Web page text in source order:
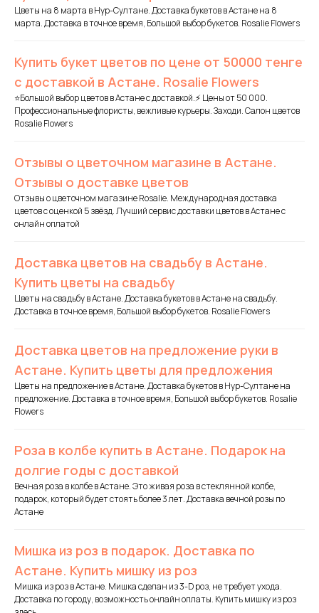
Цветы на 8 марта в Нур-Султане. Доставка букетов в Астане на 8
марта. Доставка в точное время, Большой выбор букетов. Rosalie Flowers
Купить букет цветов по цене от 50000 тенге
с доставкой в Астане. Rosalie Flowers
⭐Большой выбор цветов в Астане с доставкой.⚡ Цены от 50 000.
Профессиональные флористы, вежливые курьеры. Заходи. Салон цветов
Rosalie Flowers
Отзывы о цветочном магазине в Астане.
Отзывы о доставке цветов
Отзывы о цветочном магазине Rosalie. Международная доставка
цветов с оценкой 5 звёзд. Лучший сервис доставки цветов в Астане с
онлайн оплатой
Доставка цветов на свадьбу в Астане.
Купить цветы на свадьбу
Цветы на свадьбу в Астане. Доставка букетов в Астане на свадьбу.
Доставка в точное время, Большой выбор букетов. Rosalie Flowers
Доставка цветов на предложение руки в
Астане. Купить цветы для предложения
Цветы на предложение в Астане. Доставка букетов в Нур-Султане на
предложение. Доставка в точное время, Большой выбор букетов. Rosalie
Flowers
Роза в колбе купить в Астане. Подарок на
долгие годы с доставкой
Вечная роза в колбе в Астане. Это живая роза в стеклянной колбе,
подарок, который будет стоять более 3 лет. Доставка вечной розы по
Астане
Мишка из роз в подарок. Доставка по
Астане. Купить мишку из роз
Мишка из роз в Астане. Мишка сделан из 3-D роз, не требует ухода.
Доставка по городу, возможность онлайн оплаты. Купить мишку из роз